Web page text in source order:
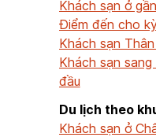
Khách sạn ở
Điểm đến cho
Khách sạn
Khách sạn
đầu
Du lịch theo
Khách sạn ở